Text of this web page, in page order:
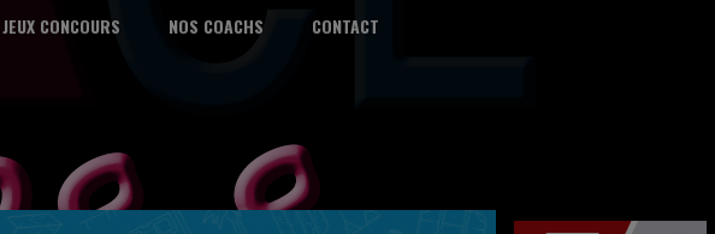
JEUX CONCOURS NOS COACHS CONTACT